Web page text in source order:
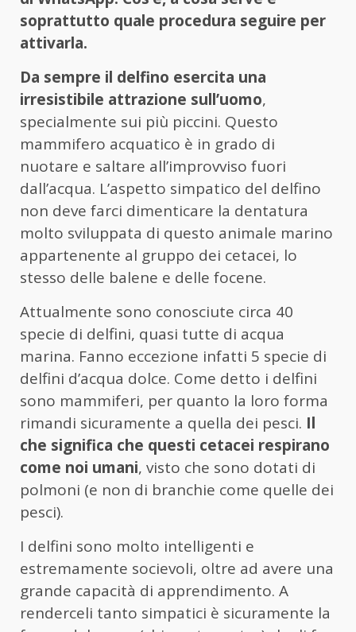
soprattutto quale procedura seguire per
attivarla.
Da sempre il delfino esercita una
irresistibile attrazione sull’uomo,
specialmente sui più piccini. Questo
mammifero acquatico è in grado di
nuotare e saltare all’improvviso fuori
dall’acqua. L’aspetto simpatico del delfino
non deve farci dimenticare la dentatura
molto sviluppata di questo animale marino
appartenente al gruppo dei cetacei, lo
stesso delle balene e delle focene.
Attualmente sono conosciute circa 40
specie di delfini, quasi tutte di acqua
marina. Fanno eccezione infatti 5 specie di
delfini d’acqua dolce. Come detto i delfini
sono mammiferi, per quanto la loro forma
rimandi sicuramente a quella dei pesci. Il
che significa che questi cetacei respirano
come noi umani, visto che sono dotati di
polmoni (e non di branchie come quelle dei
pesci).
I delfini sono molto intelligenti e
estremamente socievoli, oltre ad avere una
grande capacità di apprendimento. A
renderceli tanto simpatici è sicuramente la